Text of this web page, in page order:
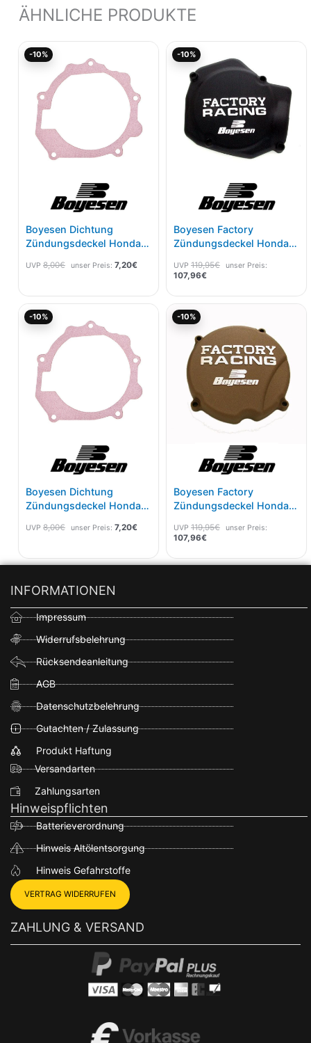
ÄHNLICHE PRODUKTE
-10%
Boyesen Dichtung
Zündungsdeckel Honda
UVP 8,00€
war:
8,00€
unser Preis: 7,20€
-10%
Boyesen Factory
Zündungsdeckel Honda
UVP 119,95€
Preis
war:
119,95€
unser Preis:
107,96€
ist:
107,96€.
-10%
Boyesen Dichtung
Zündungsdeckel Honda
UVP 8,00€
war:
8,00€
unser Preis: 7,20€
-10%
Boyesen Factory
Zündungsdeckel Honda
UVP 119,95€
war:
unser Preis:
107,96€
ist:
INFORMATIONEN
Impressum
Widerrufsbelehrung
Rücksendeanleitung
AGB
Datenschutzbelehrung
Gutachten / Zulassung
Produkt Haftung
Versandarten
Zahlungsarten
Hinweispflichten
Batterieverordnung
Hinweis Altölentsorgung
Hinweis Gefahrstoffe
VERTRAG WIDERRUFEN
ZAHLUNG & VERSAND